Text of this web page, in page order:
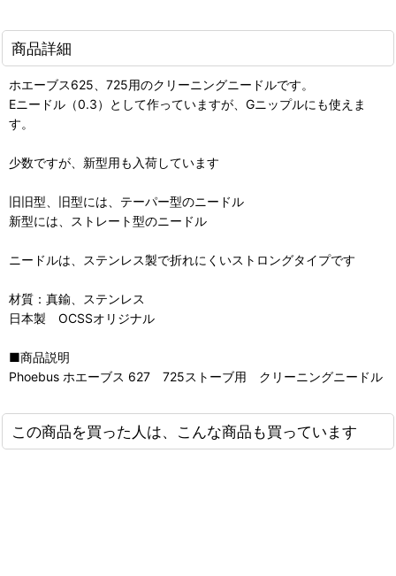
商品詳細
ホエーブス625、725用のクリーニングニードルです。
Eニードル（0.3）として作っていますが、Gニップルにも使えま
す。
少数ですが、新型用も入荷しています
旧旧型、旧型には、テーパー型のニードル
新型には、ストレート型のニードル
ニードルは、ステンレス製で折れにくいストロングタイプです
材質：真鍮、ステンレス
日本製 OCSSオリジナル
■商品説明
Phoebus ホエーブス 627 725ストーブ用 クリーニングニードル
この商品を買った人は、こんな商品も買っています